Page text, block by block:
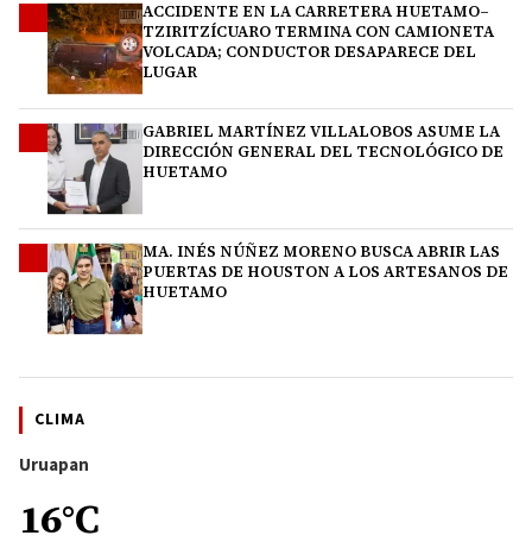
ACCIDENTE EN LA CARRETERA HUETAMO–
TZIRITZÍCUARO TERMINA CON CAMIONETA
VOLCADA; CONDUCTOR DESAPARECE DEL
LUGAR
GABRIEL MARTÍNEZ VILLALOBOS ASUME LA
DIRECCIÓN GENERAL DEL TECNOLÓGICO DE
HUETAMO
MA. INÉS NÚÑEZ MORENO BUSCA ABRIR LAS
PUERTAS DE HOUSTON A LOS ARTESANOS DE
HUETAMO
CLIMA
Uruapan
16°C